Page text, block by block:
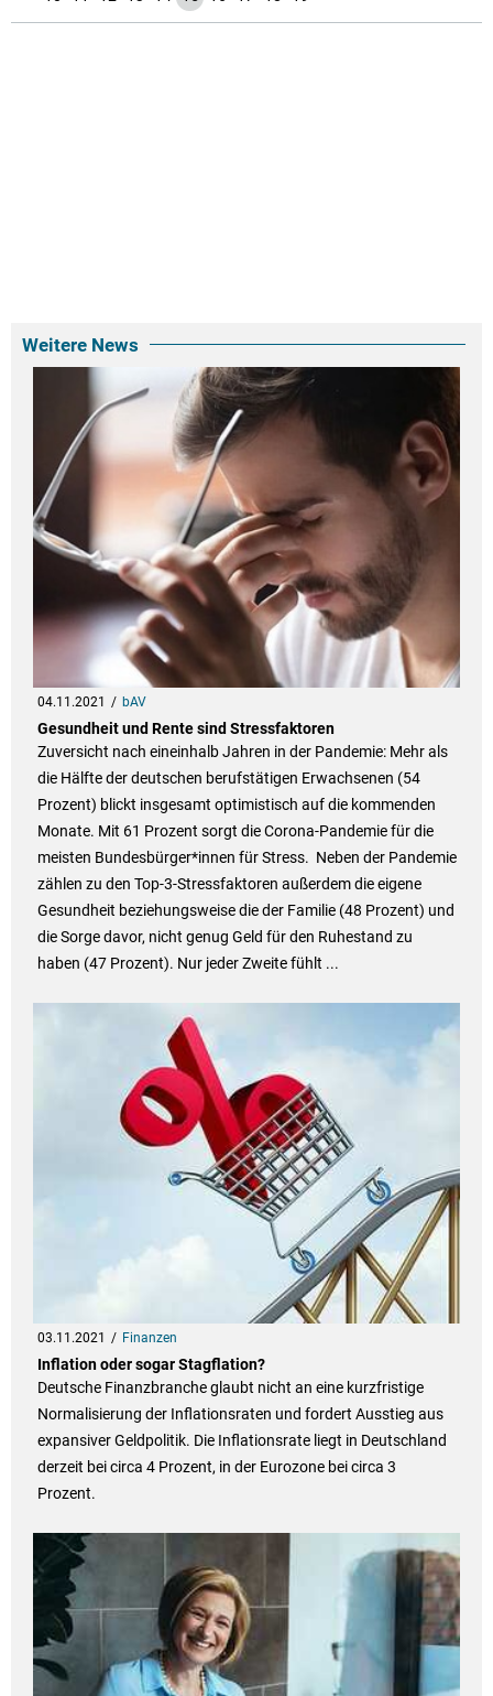
Weitere News
04.11.2021 bAV
Gesundheit und Rente sind Stressfaktoren
Zuversicht nach eineinhalb Jahren in der Pandemie: Mehr als
die Hälfte der deutschen berufstätigen Erwachsenen (54
Prozent) blickt insgesamt optimistisch auf die kommenden
Monate. Mit 61 Prozent sorgt die Corona-Pandemie für die
meisten Bundesbürger*innen für Stress. Neben der Pandemie
zählen zu den Top-3-Stressfaktoren außerdem die eigene
Gesundheit beziehungsweise die der Familie (48 Prozent) und
die Sorge davor, nicht genug Geld für den Ruhestand zu
haben (47 Prozent). Nur jeder Zweite fühlt ...
03.11.2021 Finanzen
Inflation oder sogar Stagflation?
Deutsche Finanzbranche glaubt nicht an eine kurzfristige
Normalisierung der Inflationsraten und fordert Ausstieg aus
expansiver Geldpolitik. Die Inflationsrate liegt in Deutschland
derzeit bei circa 4 Prozent, in der Eurozone bei circa 3
Prozent.